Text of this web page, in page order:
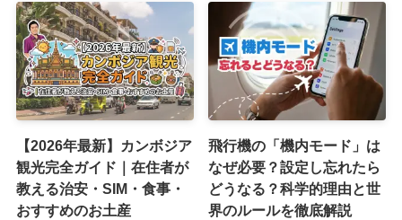
【2026年最新】カンボジア
観光完全ガイド｜在住者が
教える治安・SIM・食事・
おすすめのお土産
飛行機の「機内モード」は
なぜ必要？設定し忘れたら
どうなる？科学的理由と世
界のルールを徹底解説